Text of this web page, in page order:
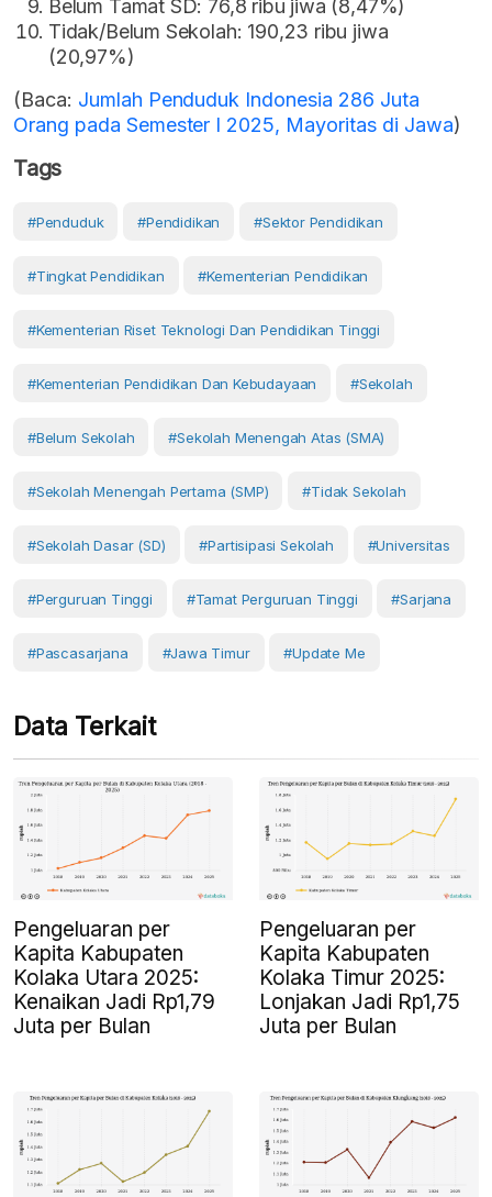
Belum Tamat SD: 76,8 ribu jiwa (8,47%)
Tidak/Belum Sekolah: 190,23 ribu jiwa
(20,97%)
(Baca: Jumlah Penduduk Indonesia 286 Juta
Orang pada Semester I 2025, Mayoritas di Jawa)
Tags
#Penduduk #Pendidikan #Sektor Pendidikan
#Tingkat Pendidikan #kementerian Pendidikan
#Kementerian Riset Teknologi Dan Pendidikan Tinggi
#Kementerian Pendidikan Dan Kebudayaan #Sekolah
#Belum Sekolah #Sekolah Menengah Atas (SMA)
#Sekolah Menengah Pertama (SMP) #Tidak Sekolah
#Sekolah Dasar (SD) #Partisipasi Sekolah #Universitas
#Perguruan Tinggi #Tamat Perguruan Tinggi #sarjana
#pascasarjana #Jawa Timur #Update Me
Data Terkait
Pengeluaran per
Kapita Kabupaten
Kolaka Utara 2025:
Kenaikan Jadi Rp1,79
Juta per Bulan
Pengeluaran per
Kapita Kabupaten
Kolaka Timur 2025:
Lonjakan Jadi Rp1,75
Juta per Bulan